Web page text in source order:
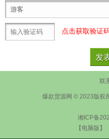
点击获取验证
联
爆款货源网 © 2023版权
湘ICP备
【电脑版】